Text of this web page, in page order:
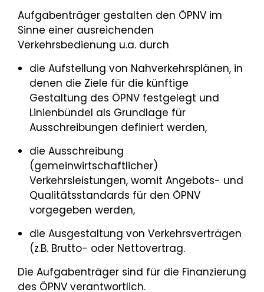
Aufgabenträger gestalten den ÖPNV im
Sinne einer ausreichenden
Verkehrsbedienung u.a. durch
die Aufstellung von Nahverkehrsplänen, in
denen die Ziele für die künftige
Gestaltung des ÖPNV festgelegt und
Linienbündel als Grundlage für
Ausschreibungen definiert werden,
die Ausschreibung
(gemeinwirtschaftlicher)
Verkehrsleistungen, womit Angebots- und
Qualitätsstandards für den ÖPNV
vorgegeben werden,
die Ausgestaltung von Verkehrsverträgen
(z.B. Brutto- oder Nettovertrag.
Die Aufgabenträger sind für die Finanzierung
des ÖPNV verantwortlich.